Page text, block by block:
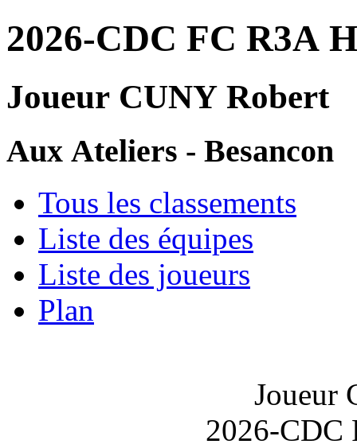
2026-CDC FC R3A
Joueur CUNY Robert
Aux Ateliers - Besancon
Tous les classements
Liste des équipes
Liste des joueurs
Plan
Joueur
2026-CDC